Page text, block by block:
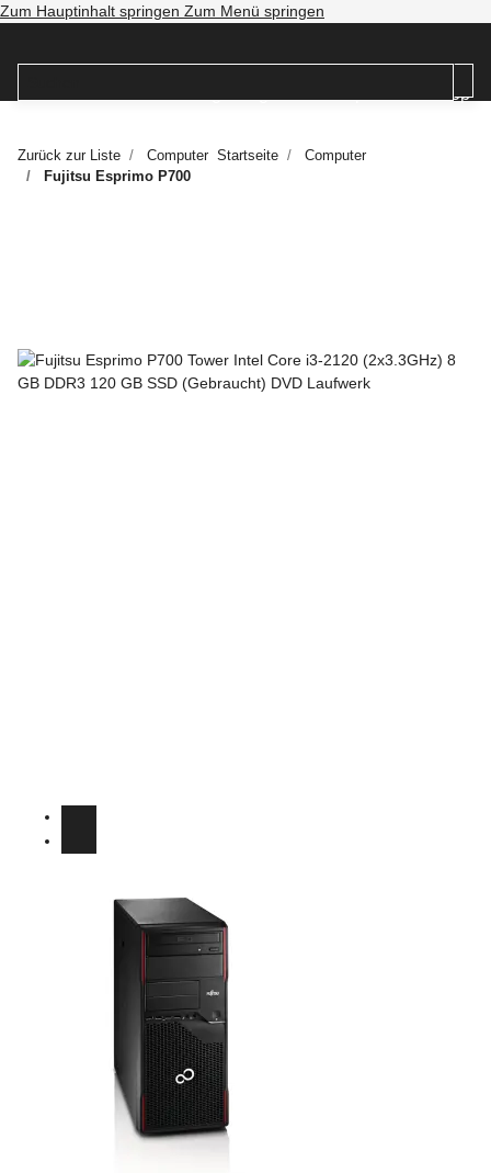
Zum Hauptinhalt springen Zum Menü springen
Zurück zur Liste Computer Startseite
Computer
Fujitsu Esprimo P700